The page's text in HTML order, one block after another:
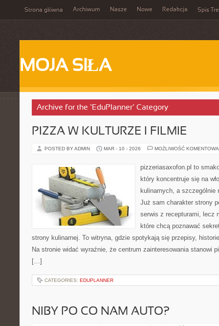
Strona główna Archiwum Nasze Nowe Redakcja Spis
MOJA SIŁA
Archive for the ‘EduPlanner’ Category
PIZZA W KULTURZE I FILMIE
POSTED BY ADMIN MAR - 10 - 2026 MOŻLIWOŚĆ
pizzeriasaxofon.pl to
który koncentruje się na
kulinarnych, a
Już sam charakter strony
serwis z recepturami, lecz
które chcą poznawać
strony kulinarnej. To witryna, gdzie spotykają się przepisy,
Na stronie widać wyraźnie, że centrum zainteresowania stanowi
[…]
CATEGORIES: EDUPLANNER
NIBY PO CO NAM AUTO?